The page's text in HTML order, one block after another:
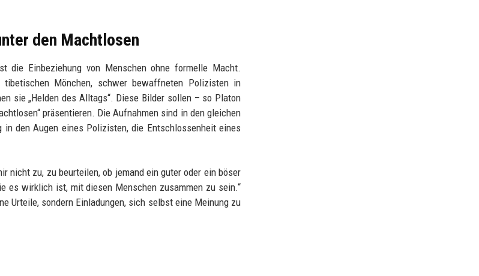
den Machtlosen
die Einbeziehung von Menschen ohne formelle Macht.
Mönchen, schwer bewaffneten Polizisten in
sie „Helden des Alltags“. Diese Bilder sollen – so Platon
präsentieren. Die Aufnahmen sind in den gleichen
den Augen eines Polizisten, die Entschlossenheit eines
nicht zu, zu beurteilen, ob jemand ein guter oder ein böser
wirklich ist, mit diesen Menschen zusammen zu sein.“
Urteile, sondern Einladungen, sich selbst eine Meinung zu